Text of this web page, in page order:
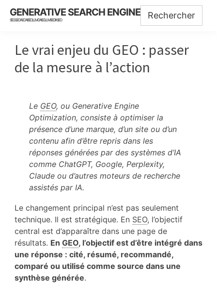
Skip
Skip
Skip
GENERATIVE SEARCH ENGINE
SEO GEO AEO AISEO LLMO AISO LLMSEO IASEO
Le vrai enjeu du GEO : passer
de la mesure à l’action
Le GEO, ou Generative Engine
Optimization, consiste à optimiser la
présence d’une marque, d’un site ou d’un
contenu afin d’être repris dans les
réponses générées par des systèmes d’IA
comme ChatGPT, Google, Perplexity,
Claude ou d’autres moteurs de recherche
assistés par IA.
Le changement principal n’est pas seulement
technique. Il est stratégique. En SEO, l’objectif
central est d’apparaître dans une page de
résultats. En GEO, l’objectif est d’être intégré dans
une réponse : cité, résumé, recommandé,
comparé ou utilisé comme source dans une
synthèse générée.